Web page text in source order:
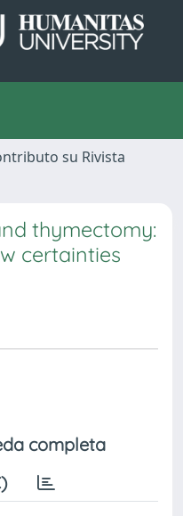
su Rivista
thymectomy:
certainties
completa